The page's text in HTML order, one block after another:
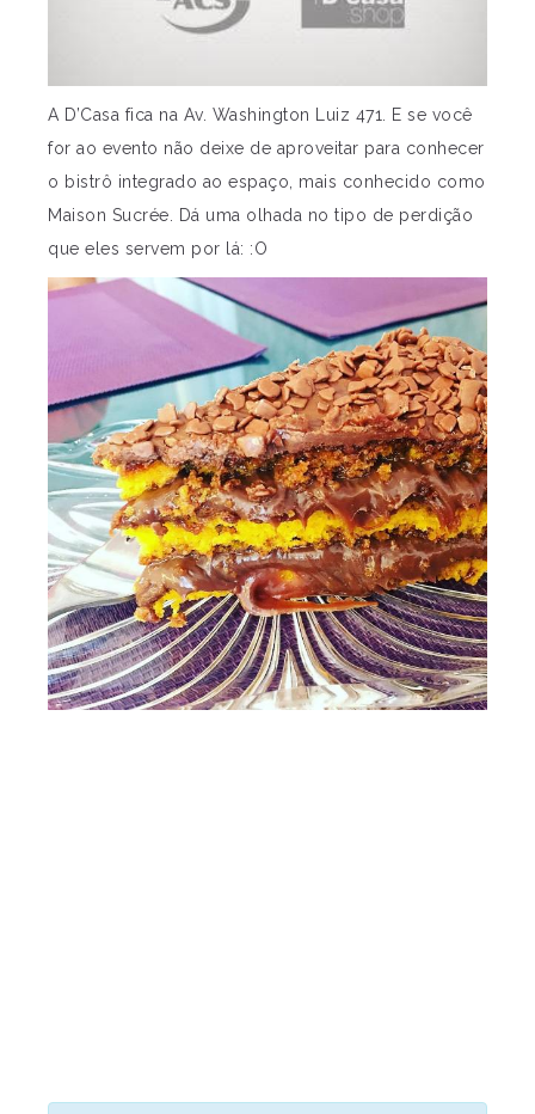
A D’Casa fica na Av. Washington Luiz 471. E se você
for ao evento não deixe de aproveitar para conhecer
o bistrô integrado ao espaço, mais conhecido como
Maison Sucrée. Dá uma olhada no tipo de perdição
que eles servem por lá: :O